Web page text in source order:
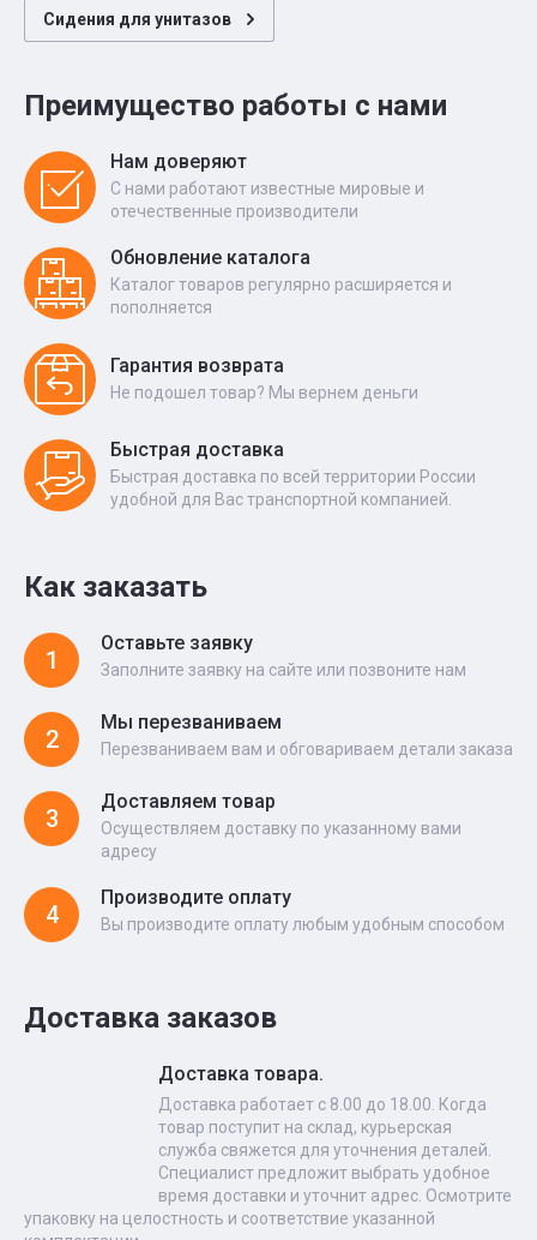
Сидения для унитазов
Преимущество работы с нами
Нам доверяют
С нами работают известные мировые и
отечественные производители
Обновление каталога
Каталог товаров регулярно расширяется и
пополняется
Гарантия возврата
Не подошел товар? Мы вернем деньги
Быстрая доставка
Быстрая доставка по всей территории России
удобной для Вас транспортной компанией.
Как заказать
1
Оставьте заявку
Заполните заявку на сайте или позвоните нам
2
Мы перезваниваем
Перезваниваем вам и обговариваем детали заказа
3
Доставляем товар
Осуществляем доставку по указанному вами
адресу
4
Производите оплату
Вы производите оплату любым удобным способом
Доставка заказов
Доставка товара.
Доставка работает с 8.00 до 18.00. Когда
товар поступит на склад, курьерская
служба свяжется для уточнения деталей.
Специалист предложит выбрать удобное
время доставки и уточнит адрес. Осмотрите
упаковку на целостность и соответствие указанной